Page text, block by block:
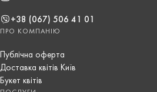
+38 (067) 506 41 01
ПРО КОМПАНІЮ
Публічна оферта
Доставка квітів Київ
Букет квітів